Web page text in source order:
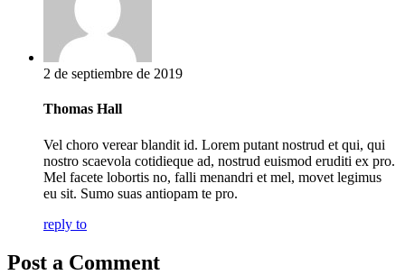
2 de septiembre de 2019
Thomas Hall
Vel choro verear blandit id. Lorem putant nostrud et qui, qui
nostro scaevola cotidieque ad, nostrud euismod eruditi ex pro.
Mel facete lobortis no, falli menandri et mel, movet legimus
eu sit. Sumo suas antiopam te pro.
reply to
Post a Comment